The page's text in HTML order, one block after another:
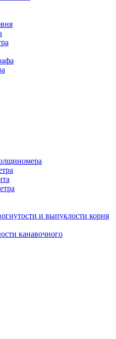
и выпуклости корня
канавочного